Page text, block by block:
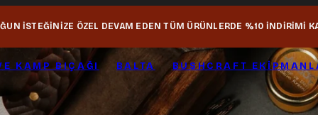
İSTEĞİNİZE ÖZEL DEVAM EDEN TÜM ÜRÜNLERDE %10 İNDİRİMİ
KAMP BIÇAĞI BALTA BUSHCRAFT